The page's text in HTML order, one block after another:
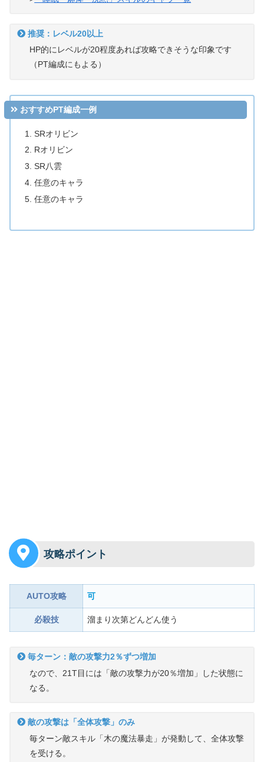
推奨：レベル20以上
HP的にレベルが20程度あれば攻略できそうな印象です
（PT編成にもよる）
おすすめPT編成一例
SRオリビン
Rオリビン
SR八雲
任意のキャラ
任意のキャラ
攻略ポイント
AUTO攻略 可
必殺技 溜まり次第どんどん使う
毎ターン：敵の攻撃力2％ずつ増加
なので、21T目には「敵の攻撃力が20％増加」した状態に
なる。
敵の攻撃は「全体攻撃」のみ
毎ターン敵スキル「木の魔法暴走」が発動して、全体攻撃
を受ける。